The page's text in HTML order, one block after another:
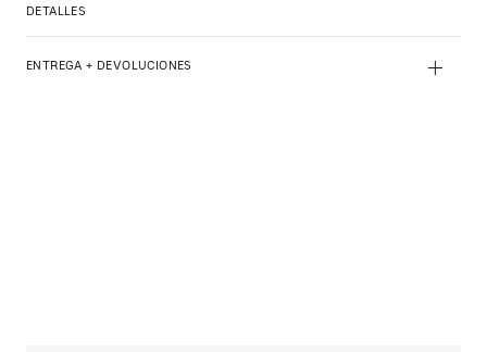
DETALLES
ENTREGA + DEVOLUCIONES +